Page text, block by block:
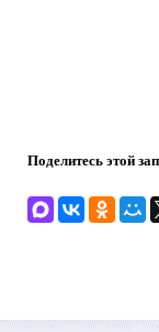
Поделитесь этой